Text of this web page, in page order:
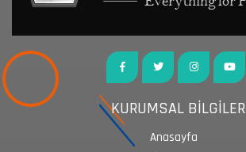
KURUMSAL BİLGİLER
Anasayfa